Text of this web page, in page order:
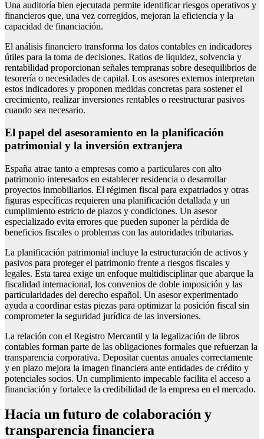
Una auditoría bien ejecutada permite identificar riesgos operativos y
financieros que, una vez corregidos, mejoran la eficiencia y la
capacidad de financiación.
El análisis financiero transforma los datos contables en indicadores
útiles para la toma de decisiones. Ratios de liquidez, solvencia y
rentabilidad proporcionan señales tempranas sobre desequilibrios de
tesorería o necesidades de capital. Los asesores externos interpretan
estos indicadores y proponen medidas concretas para sostener el
crecimiento, realizar inversiones rentables o reestructurar pasivos
cuando sea necesario.
El papel del asesoramiento en la planificación
patrimonial y la inversión extranjera
España atrae tanto a empresas como a particulares con alto
patrimonio interesados en establecer residencia o desarrollar
proyectos inmobiliarios. El régimen fiscal para expatriados y otras
figuras específicas requieren una planificación detallada y un
cumplimiento estricto de plazos y condiciones. Un asesor
especializado evita errores que pueden suponer la pérdida de
beneficios fiscales o problemas con las autoridades tributarias.
La planificación patrimonial incluye la estructuración de activos y
pasivos para proteger el patrimonio frente a riesgos fiscales y
legales. Esta tarea exige un enfoque multidisciplinar que abarque la
fiscalidad internacional, los convenios de doble imposición y las
particularidades del derecho español. Un asesor experimentado
ayuda a coordinar estas piezas para optimizar la posición fiscal sin
comprometer la seguridad jurídica de las inversiones.
La relación con el Registro Mercantil y la legalización de libros
contables forman parte de las obligaciones formales que refuerzan la
transparencia corporativa. Depositar cuentas anuales correctamente
y en plazo mejora la imagen financiera ante entidades de crédito y
potenciales socios. Un cumplimiento impecable facilita el acceso a
financiación y fortalece la credibilidad de la empresa en el mercado.
Hacia un futuro de colaboración y
transparencia financiera